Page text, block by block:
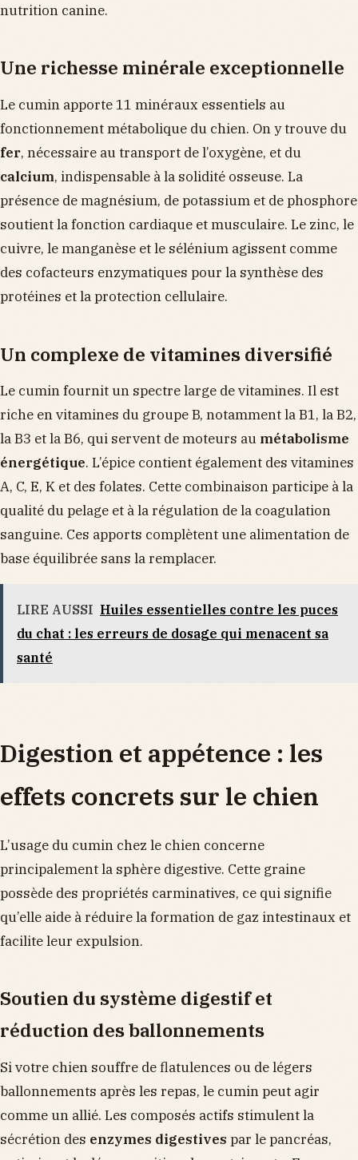
nutrition canine.
Une richesse minérale exceptionnelle
Le cumin apporte 11 minéraux essentiels au
fonctionnement métabolique du chien. On y trouve du
fer, nécessaire au transport de l’oxygène, et du
calcium, indispensable à la solidité osseuse. La
présence de magnésium, de potassium et de phosphore
soutient la fonction cardiaque et musculaire. Le zinc, le
cuivre, le manganèse et le sélénium agissent comme
des cofacteurs enzymatiques pour la synthèse des
protéines et la protection cellulaire.
Un complexe de vitamines diversifié
Le cumin fournit un spectre large de vitamines. Il est
riche en vitamines du groupe B, notamment la B1, la B2,
la B3 et la B6, qui servent de moteurs au métabolisme
énergétique. L’épice contient également des vitamines
A, C, E, K et des folates. Cette combinaison participe à la
qualité du pelage et à la régulation de la coagulation
sanguine. Ces apports complètent une alimentation de
base équilibrée sans la remplacer.
LIRE AUSSI Huiles essentielles contre les puces
du chat : les erreurs de dosage qui menacent sa
santé
Digestion et appétence : les
effets concrets sur le chien
L’usage du cumin chez le chien concerne
principalement la sphère digestive. Cette graine
possède des propriétés carminatives, ce qui signifie
qu’elle aide à réduire la formation de gaz intestinaux et
facilite leur expulsion.
Soutien du système digestif et
réduction des ballonnements
Si votre chien souffre de flatulences ou de légers
ballonnements après les repas, le cumin peut agir
comme un allié. Les composés actifs stimulent la
sécrétion des enzymes digestives par le pancréas,